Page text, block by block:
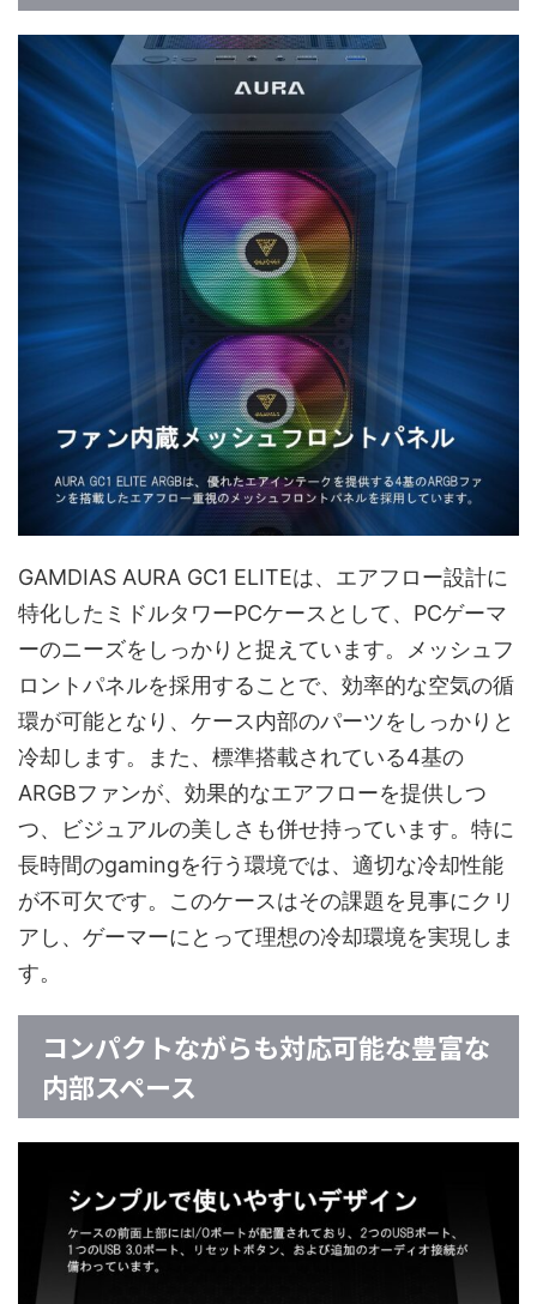
GAMDIAS AURA GC1 ELITEは、エアフロー設計に
特化したミドルタワーPCケースとして、PCゲーマ
ーのニーズをしっかりと捉えています。メッシュフ
ロントパネルを採用することで、効率的な空気の循
環が可能となり、ケース内部のパーツをしっかりと
冷却します。また、標準搭載されている4基の
ARGBファンが、効果的なエアフローを提供しつ
つ、ビジュアルの美しさも併せ持っています。特に
長時間のgamingを行う環境では、適切な冷却性能
が不可欠です。このケースはその課題を見事にクリ
アし、ゲーマーにとって理想の冷却環境を実現しま
す。
コンパクトながらも対応可能な豊富な
内部スペース